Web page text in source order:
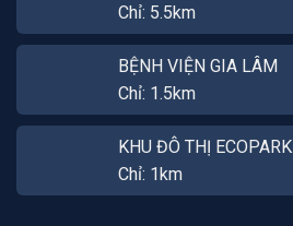
Chỉ: 5.5km
BỆNH VIỆN GIA LÂM
Chỉ: 1.5km
KHU ĐÔ THỊ ECOPARK
Chỉ: 1km